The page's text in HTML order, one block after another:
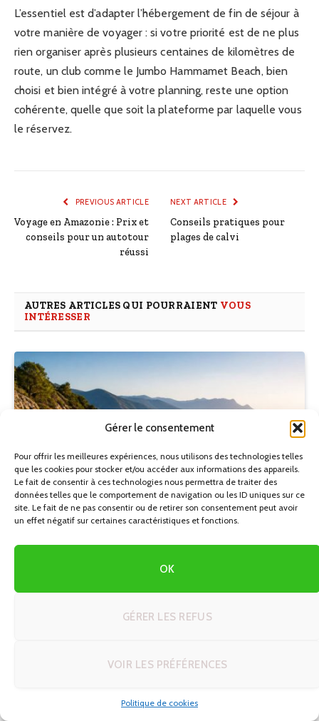
Gérer le consentement
Pour offrir les meilleures expériences, nous utilisons des technologies telles
que les cookies pour stocker et/ou accéder aux informations des appareils.
Le fait de consentir à ces technologies nous permettra de traiter des
données telles que le comportement de navigation ou les ID uniques sur ce
site. Le fait de ne pas consentir ou de retirer son consentement peut avoir
un effet négatif sur certaines caractéristiques et fonctions.
OK
GÉRER LES REFUS
VOIR LES PRÉFÉRENCES
Politique de cookies
L’essentiel est d’adapter l’hébergement de fin de séjour à
votre manière de voyager : si votre priorité est de ne plus
rien organiser après plusieurs centaines de kilomètres de
route, un club comme le Jumbo Hammamet Beach, bien
choisi et bien intégré à votre planning, reste une option
cohérente, quelle que soit la plateforme par laquelle vous
le réservez.
PREVIOUS ARTICLE
Voyage en Amazonie : Prix et
conseils pour un autotour
réussi
NEXT ARTICLE
Conseils pratiques pour
plages de calvi
AUTRES ARTICLES QUI POURRAIENT VOUS
INTÉRESSER
Créer son itinéraire de rêve en voyage autotour : 5